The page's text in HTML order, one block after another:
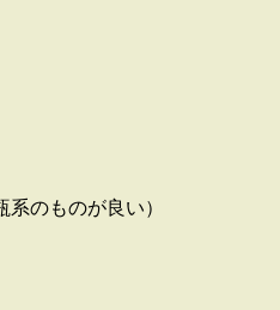
のものが良い）